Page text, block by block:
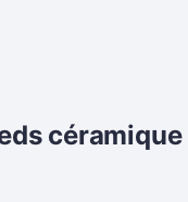
céramique